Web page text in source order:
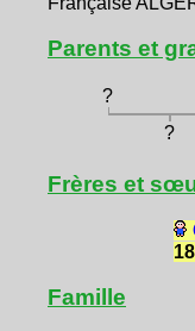
Parents et
?
?
Frères et
Famille